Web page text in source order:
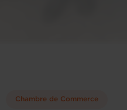
Chambre de Commerce